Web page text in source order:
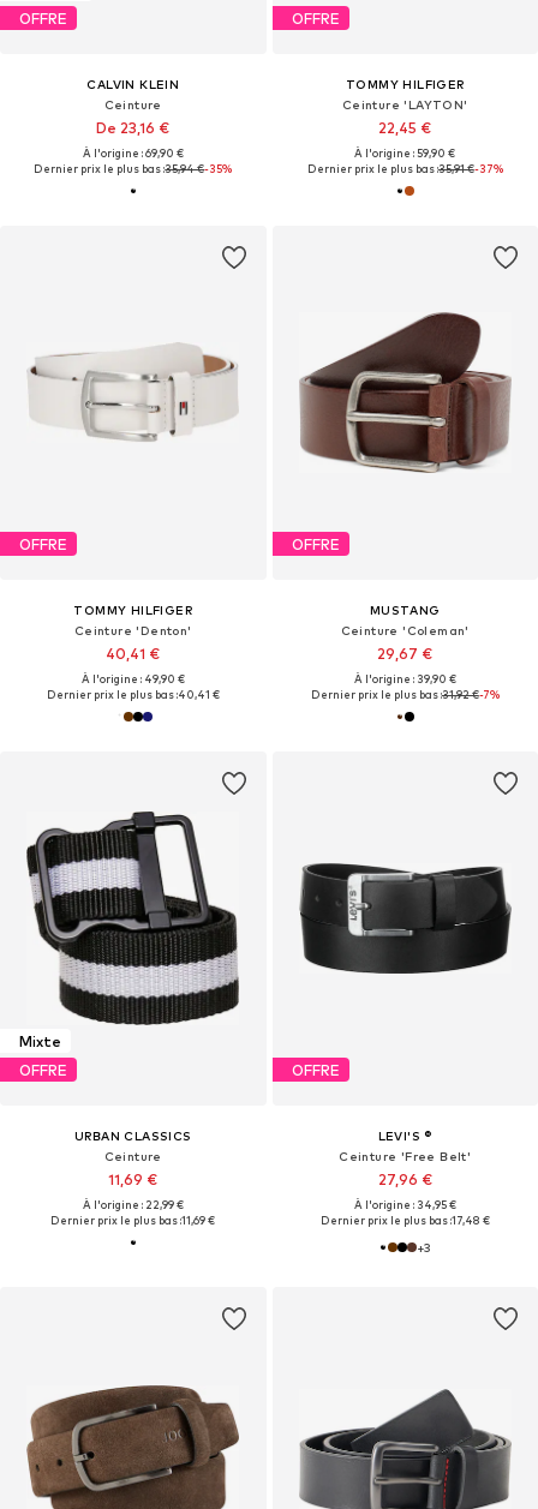
OFFRE
CALVIN KLEIN
Ceinture
De 23,16 €
À l'origine : 69,90 €
Dernier prix le plus bas :35,94 €-35%
OFFRE
TOMMY HILFIGER
Ceinture 'LAYTON'
22,45 €
À l'origine : 59,90 €
Dernier prix le plus bas :35,91 €-37%
OFFRE
TOMMY HILFIGER
Ceinture 'Denton'
40,41 €
À l'origine : 49,90 €
Dernier prix le plus bas :40,41 €
OFFRE
MUSTANG
Ceinture 'Coleman'
29,67 €
À l'origine : 39,90 €
Dernier prix le plus bas :31,92 €-7%
Mixte
OFFRE
URBAN CLASSICS
Ceinture
11,69 €
À l'origine : 22,99 €
Dernier prix le plus bas :11,69 €
OFFRE
LEVI'S ®
Ceinture 'Free Belt'
27,96 €
À l'origine : 34,95 €
Dernier prix le plus bas :17,48 €
+3